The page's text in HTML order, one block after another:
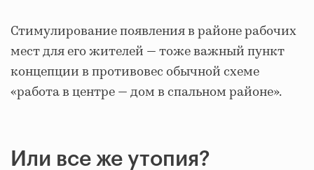
Стимулирование появления в районе рабочих
мест для его жителей — тоже важный пункт
концепции в противовес обычной схеме
«работа в центре — дом в спальном районе».
Или все же утопия?